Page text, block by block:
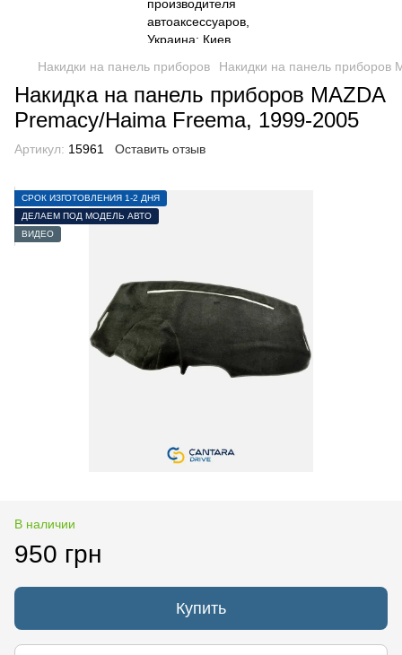
Накидки на панель приборов Накидки на панель приборов
Накидка на панель приборов MAZDA
Premacy/Haima Freema, 1999-2005
Артикул: 15961 Оставить отзыв
СРОК ИЗГОТОВЛЕНИЯ 1-2 ДНЯ
ДЕЛАЕМ ПОД МОДЕЛЬ АВТО
ВИДЕО
В наличии
950 грн
Купить